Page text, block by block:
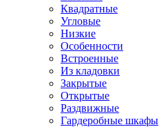
Квадратные
Угловые
Низкие
Особенности
Встроенные
Из кладовки
Закрытые
Открытые
Раздвижные
Гардеробные шкафы